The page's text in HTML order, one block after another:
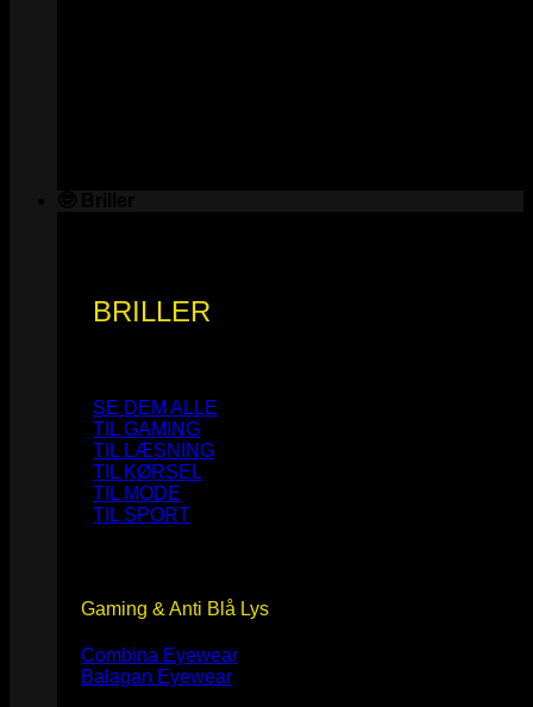
BRILLER
SE DEM ALLE
TIL GAMING
TIL LÆSNING
TIL KØRSEL
TIL MODE
TIL SPORT
Gaming & Anti Blå Lys
Combina Eyewear
Balagan Eyewear